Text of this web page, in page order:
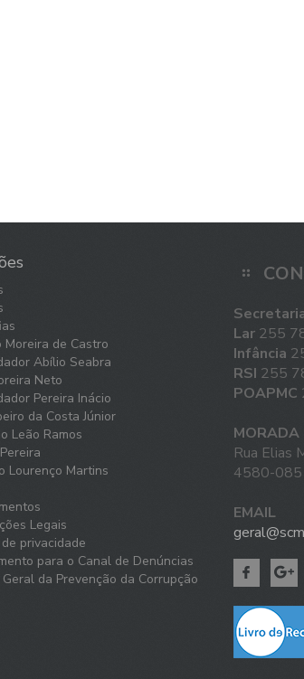
Moreira de Castro
Abílio Seabra
Neto
Pereira Inácio
da Costa Júnior
Leão Ramos
Lourenço Martins
Legais
privacidade
para o Canal de Denúncias
Geral da Prevenção da Corrupção
Lar255
Infância
RSI 255
POAPMC
MORADA
Rua Elias
4580-085
EMAIL